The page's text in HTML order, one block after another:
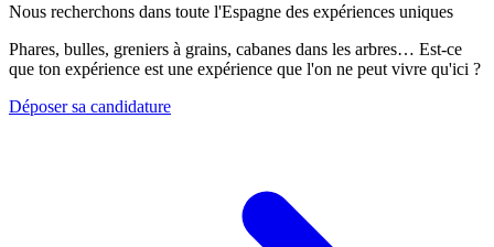
Nous recherchons dans toute l'Espagne des expériences uniques
Phares, bulles, greniers à grains, cabanes dans les arbres… Est-ce
que ton expérience est une expérience que l'on ne peut vivre qu'ici ?
Déposer sa candidature